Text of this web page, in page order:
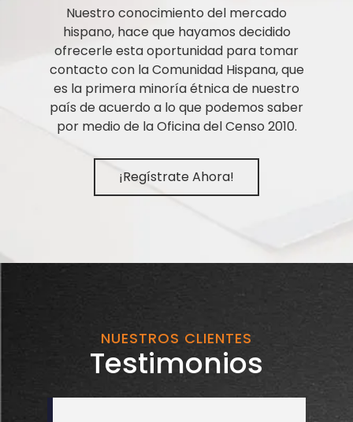
Nuestro conocimiento del mercado
hispano, hace que hayamos decidido
ofrecerle esta oportunidad para tomar
contacto con la Comunidad Hispana, que
es la primera minoría étnica de nuestro
país de acuerdo a lo que podemos saber
por medio de la Oficina del Censo 2010.
¡Regístrate Ahora!
NUESTROS CLIENTES
Testimonios